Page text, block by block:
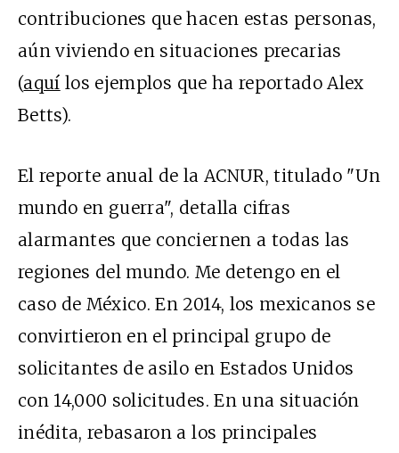
contribuciones que hacen estas personas,
aún viviendo en situaciones precarias
(aquí los ejemplos que ha reportado Alex
Betts).
El reporte anual de la ACNUR, titulado "Un
mundo en guerra", detalla cifras
alarmantes que conciernen a todas las
regiones del mundo. Me detengo en el
caso de México. En 2014, los mexicanos se
convirtieron en el principal grupo de
solicitantes de asilo en Estados Unidos
con 14,000 solicitudes. En una situación
inédita, rebasaron a los principales